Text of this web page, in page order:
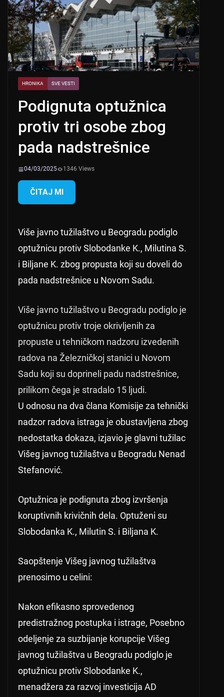
HRONIKA SVE VESTI
Podignuta optužnica
protiv tri osobe zbog
pada nadstrešnice
04/03/2025 1346 Views
ČITAJ MI
Više javno tužilaštvo u Beogradu podiglo
optužnicu protiv Slobodanke K., Milutina S.
i Biljane K. zbog propusta koji su doveli do
pada nadstrešnice u Novom Sadu.
Više javno tužilaštvo u Beogradu podiglo je
optužnicu protiv troje okrivljenih za
propuste u tehničkom nadzoru izvedenih
radova na Železničkoj stanici u Novom
Sadu koji su doprineli padu nadstrešnice,
prilikom čega je stradalo 15 ljudi.
U odnosu na dva člana Komisije za tehnički
nadzor radova istraga je obustavljena zbog
nedostatka dokaza, izjavio je glavni tužilac
Višeg javnog tužilaštva u Beogradu Nenad
Stefanović.
Optužnica je podignuta zbog izvršenja
koruptivnih krivičnih dela. Optuženi su
Slobodanka K., Milutin S. i Biljana K.
Saopštenje Višeg javnog tužilaštva
prenosimo u celini:
Nakon efikasno sprovedenog
predistražnog postupka i istrage, Posebno
odeljenje za suzbijanje korupcije Višeg
javnog tužilaštva u Beogradu podiglo je
optužnicu protiv Slobodanke K.,
menadžera za razvoj investicija AD